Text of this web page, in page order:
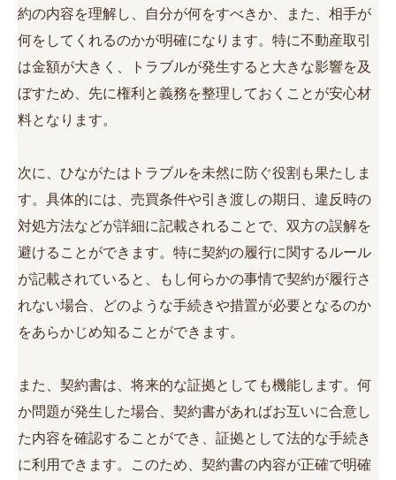
約の内容を理解し、自分が何をすべきか、また、相手が
何をしてくれるのかが明確になります。特に不動産取引
は金額が大きく、トラブルが発生すると大きな影響を及
ぼすため、先に権利と義務を整理しておくことが安心材
料となります。
次に、ひながたはトラブルを未然に防ぐ役割も果たしま
す。具体的には、売買条件や引き渡しの期日、違反時の
対処方法などが詳細に記載されることで、双方の誤解を
避けることができます。特に契約の履行に関するルール
が記載されていると、もし何らかの事情で契約が履行さ
れない場合、どのような手続きや措置が必要となるのか
をあらかじめ知ることができます。
また、契約書は、将来的な証拠としても機能します。何
か問題が発生した場合、契約書があればお互いに合意し
た内容を確認することができ、証拠として法的な手続き
に利用できます。このため、契約書の内容が正確で明確